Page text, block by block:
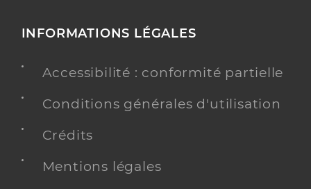
INFORMATIONS LÉGALES
Accessibilité : conformité partielle
Conditions générales d'utilisation
Crédits
Mentions légales